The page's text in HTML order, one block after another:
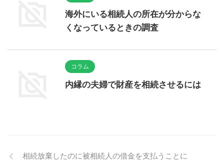
海外にいる相続人の所在が分からな
くなっているときの調査
コラム
内縁の夫婦で財産を相続させるには
相続放棄したのに被相続人の借金を支払うことに